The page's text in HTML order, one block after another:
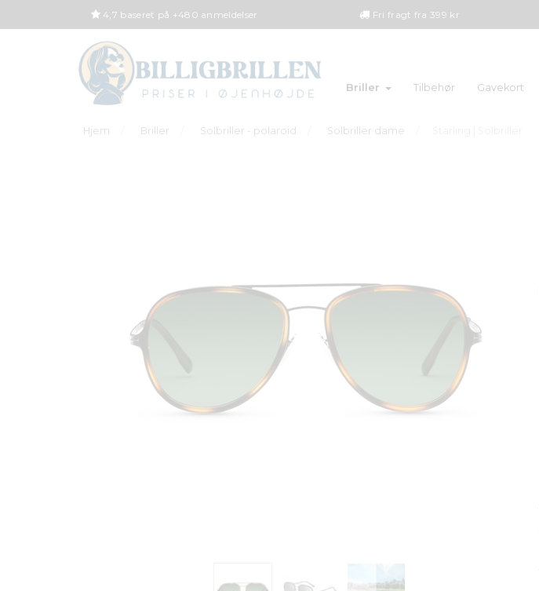
4,7 baseret på +480 anmeldelser Fri fragt fra 399 kr
Briller Tilbehør Gavekort
Hjem Briller Solbriller - polaroid Solbriller dame